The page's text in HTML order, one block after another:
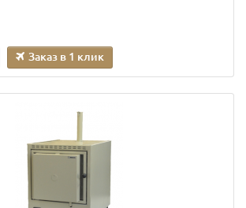
Заказ в 1 клик